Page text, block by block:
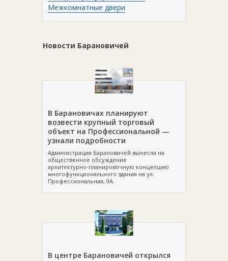
Межкомнатные двери
Новости Барановичей
В Барановичах планируют
возвести крупный торговый
объект на Профессиональной —
узнали подробности
Администрация Барановичей вынесла на
общественное обсуждение
архитектурно‑планировочную концепцию
многофункционального здания на ул.
Профессиональная, 9А.
В центре Барановичей открылся